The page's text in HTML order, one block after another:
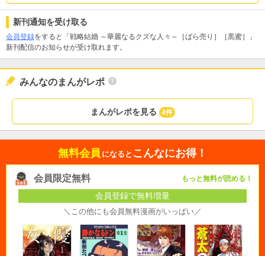
新刊通知を受け取る
会員登録をすると「戦略結婚 ～華麗なるクズな人々～［ばら売り］［黒蜜］」
新刊配信のお知らせが受け取れます。
みんなのまんがレポ
まんがレポを見る 4件
無料会員 になると こんなにお得！
会員限定無料 もっと無料が読める！
会員登録で無料増量
＼この他にも会員無料漫画がいっぱい／